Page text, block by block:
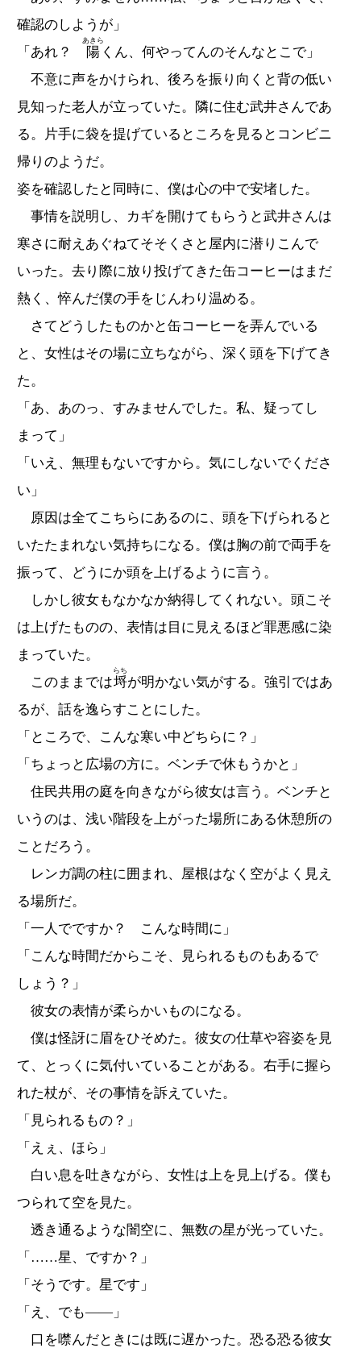
確認のしようが」
「あれ？
陽
あきら
くん、何やってんのそんなとこで」
不意に声をかけられ、後ろを振り向くと背の低い
見知った老人が立っていた。隣に住む武井さんであ
る。片手に袋を提げているところを見るとコンビニ
帰りのようだ。
姿を確認したと同時に、僕は心の中で安堵した。
事情を説明し、カギを開けてもらうと武井さんは
寒さに耐えあぐねてそそくさと屋内に潜りこんで
いった。去り際に放り投げてきた缶コーヒーはまだ
熱く、悴んだ僕の手をじんわり温める。
さてどうしたものかと缶コーヒーを弄んでいる
と、女性はその場に立ちながら、深く頭を下げてき
た。
「あ、あのっ、すみませんでした。私、疑ってし
まって」
「いえ、無理もないですから。気にしないでくださ
い」
原因は全てこちらにあるのに、頭を下げられると
いたたまれない気持ちになる。僕は胸の前で両手を
振って、どうにか頭を上げるように言う。
しかし彼女もなかなか納得してくれない。頭こそ
は上げたものの、表情は目に見えるほど罪悪感に染
まっていた。
このままでは埒
らち
が明かない気がする。強引ではあ
るが、話を逸らすことにした。
「ところで、こんな寒い中どちらに？」
「ちょっと広場の方に。ベンチで休もうかと」
住民共用の庭を向きながら彼女は言う。ベンチと
いうのは、浅い階段を上がった場所にある休憩所の
ことだろう。
レンガ調の柱に囲まれ、屋根はなく空がよく見え
る場所だ。
「一人でですか？ こんな時間に」
「こんな時間だからこそ、見られるものもあるで
しょう？」
彼女の表情が柔らかいものになる。
僕は怪訝に眉をひそめた。彼女の仕草や容姿を見
て、とっくに気付いていることがある。右手に握ら
れた杖が、その事情を訴えていた。
「見られるもの？」
「えぇ、ほら」
白い息を吐きながら、女性は上を見上げる。僕も
つられて空を見た。
透き通るような闇空に、無数の星が光っていた。
「……星、ですか？」
「そうです。星です」
「え、でも――」
口を噤んだときには既に遅かった。恐る恐る彼女